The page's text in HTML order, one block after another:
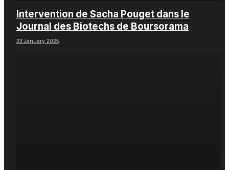
Intervention de Sacha Pouget dans le
Journal des Biotechs de Boursorama
23 January 2025